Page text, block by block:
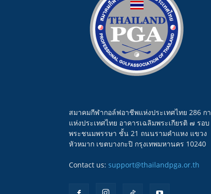
สมาคมกีฬากอล์ฟอาชีพแห่งประเทศไทย 286 ก
แห่งประเทศไทย อาคารเฉลิมพระเกียรติ ๗ รอบ
พระชนมพรรษา ชั้น 21 ถนนรามคำแหง แขวง
หัวหมาก เขตบางกะปิ กรุงเทพมหานคร 10240
Contact us: support@thailandpga.or.th